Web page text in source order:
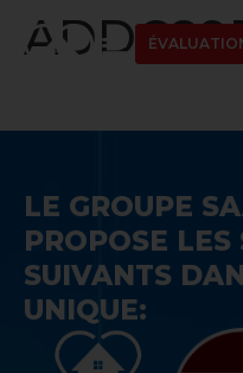
LE GROUPE
PROPOSE LES
SUIVANTS
UNIQUE: